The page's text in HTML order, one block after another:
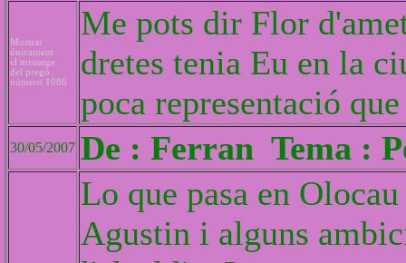
Mostrar
únicament
el missatge
del pregó
número 1086
Me pots dir Flor
dretes tenia Eu en la
poca representació
30/05/2007 De : Ferran Tema :
Lo que pasa en
Agustin i alguns